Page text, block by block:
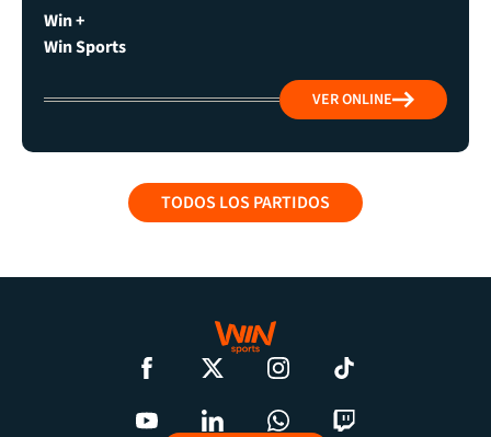
Win +
Win Sports
VER ONLINE
TODOS LOS PARTIDOS